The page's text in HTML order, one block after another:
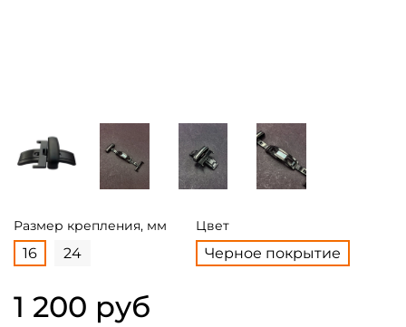
Размер крепления, мм
16 24
Цвет
Черное покрытие
1 200 руб